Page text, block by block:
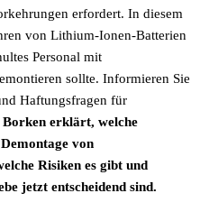
erfordert. In diesem
von Lithium-Ionen-Batterien
Personal mit
sollte. Informieren Sie
Haftungsfragen für
erklärt, welche
von
Risiken es gibt und
jetzt entscheidend sind.